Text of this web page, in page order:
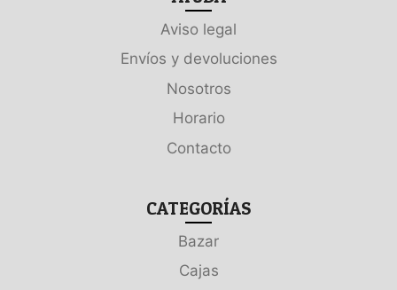
Aviso legal
Envíos y devoluciones
Nosotros
Horario
Contacto
CATEGORÍAS
Bazar
Cajas